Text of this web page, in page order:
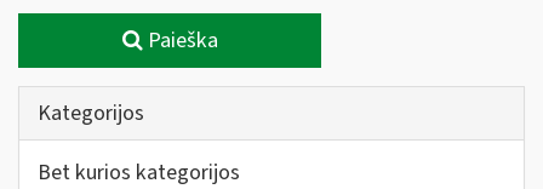
Paieška
Kategorijos
Bet kurios kategorijos